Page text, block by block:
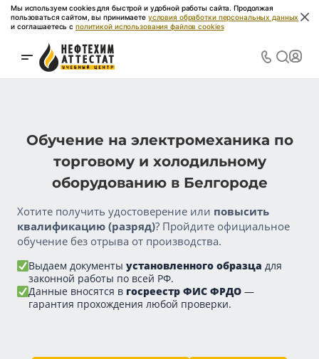
Мы используем cookies для быстрой и удобной работы сайта. Продолжая
пользоваться сайтом, вы принимаете условия обработки персональных данных
и соглашаетесь с политикой использования файлов cookies
Обучение на электромеханика по
торговому и холодильному
оборудованию в Белгороде
Хотите получить удостоверение или повысить
квалификацию (разряд)? Пройдите официальное
обучение без отрыва от производства.
Выдаем документы установленного образца для
законной работы по всей РФ.
Данные вносятся в госреестр ФИС ФРДО —
гарантия прохождения любой проверки.